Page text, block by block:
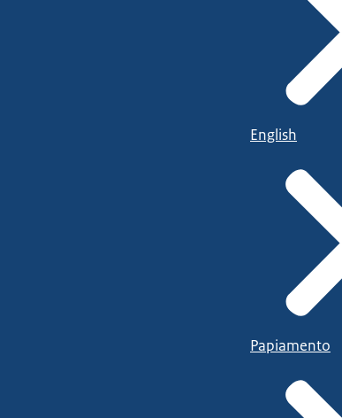
English
Papiamento